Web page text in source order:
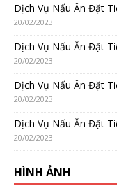
Dịch Vụ Nấu Ăn Đặt
20/02/2023
Dịch Vụ Nấu Ăn Đặt
20/02/2023
Dịch Vụ Nấu Ăn Đặt
20/02/2023
Dịch Vụ Nấu Ăn Đặt
20/02/2023
HÌNH ẢNH